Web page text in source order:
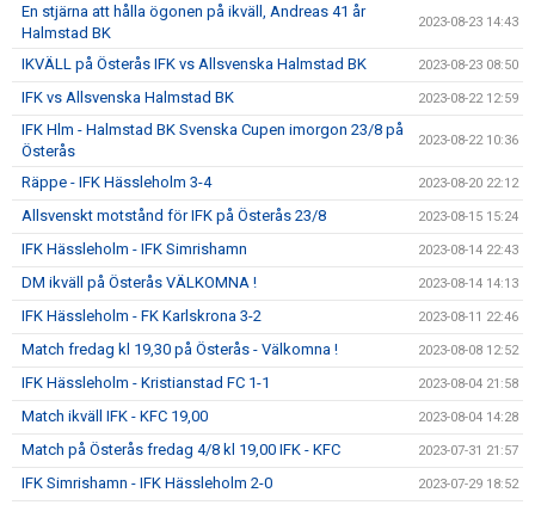
En stjärna att hålla ögonen på ikväll, Andreas 41 år
Halmstad BK
2023-08-23 14:43
IKVÄLL på Österås IFK vs Allsvenska Halmstad BK 2023-08-23 08:50
IFK vs Allsvenska Halmstad BK 2023-08-22 12:59
IFK Hlm - Halmstad BK Svenska Cupen imorgon 23/8 på
Österås
2023-08-22 10:36
Räppe - IFK Hässleholm 3-4 2023-08-20 22:12
Allsvenskt motstånd för IFK på Österås 23/8 2023-08-15 15:24
IFK Hässleholm - IFK Simrishamn 2023-08-14 22:43
DM ikväll på Österås VÄLKOMNA ! 2023-08-14 14:13
IFK Hässleholm - FK Karlskrona 3-2 2023-08-11 22:46
Match fredag kl 19,30 på Österås - Välkomna ! 2023-08-08 12:52
IFK Hässleholm - Kristianstad FC 1-1 2023-08-04 21:58
Match ikväll IFK - KFC 19,00 2023-08-04 14:28
Match på Österås fredag 4/8 kl 19,00 IFK - KFC 2023-07-31 21:57
IFK Simrishamn - IFK Hässleholm 2-0 2023-07-29 18:52